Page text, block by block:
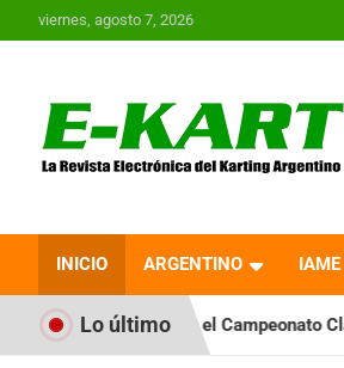
al
viernes, agosto 7, 2026
Revista
Karting en
INICIO ARGENTINO
Lo último
el Campeonato Clausura